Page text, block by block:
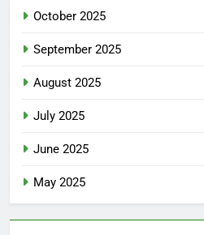
October 2025
September 2025
August 2025
July 2025
June 2025
May 2025